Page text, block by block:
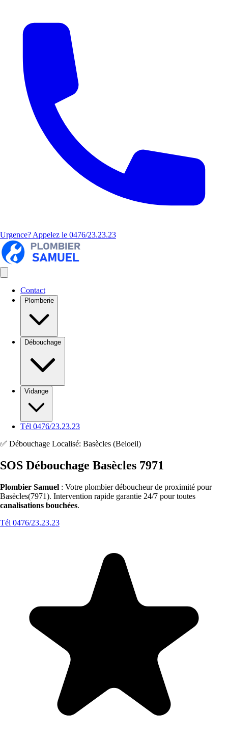
Urgence? Appelez le 0476/23.23.23
Contact
Plomberie
Débouchage
Vidange
Tél 0476/23.23.23
✅ Débouchage Localisé: Basècles (Beloeil)
SOS Débouchage Basècles 7971
Plombier Samuel : Votre plombier déboucheur de proximité pour
Basècles(7971). Intervention rapide garantie 24/7 pour toutes
canalisations bouchées.
Tél 0476/23.23.23